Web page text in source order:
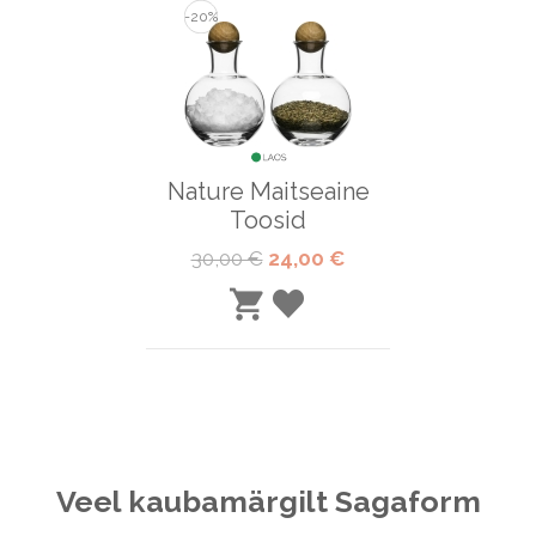
-20%
Nature Maitseaine
Toosid
Tavahind
30,00 € Special
Price
24,00 €
Veel kaubamärgilt Sagaform